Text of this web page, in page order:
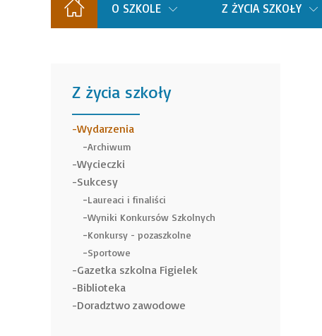
O SZKOLE Z ŻYCIA SZKOŁY
Z życia szkoły
______
Wydarzenia
Archiwum
Wycieczki
Sukcesy
Laureaci i finaliści
Wyniki Konkursów Szkolnych
Konkursy - pozaszkolne
Sportowe
Gazetka szkolna Figielek
Biblioteka
Doradztwo zawodowe